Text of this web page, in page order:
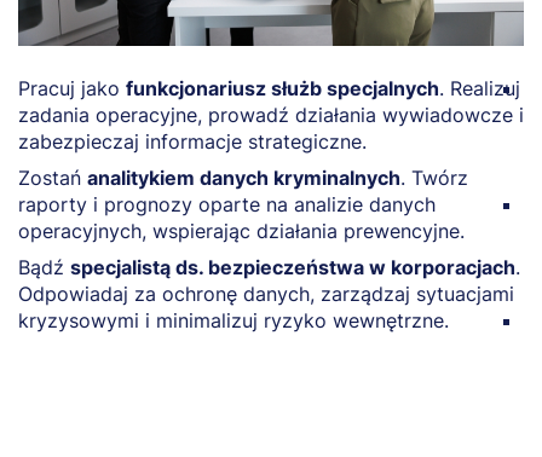
Pracuj jako funkcjonariusz służb specjalnych. Realizuj
zadania operacyjne, prowadź działania wywiadowcze i
zabezpieczaj informacje strategiczne.
Zostań analitykiem danych kryminalnych. Twórz
raporty i prognozy oparte na analizie danych
operacyjnych, wspierając działania prewencyjne.
Bądź specjalistą ds. bezpieczeństwa w korporacjach.
Odpowiadaj za ochronę danych, zarządzaj sytuacjami
kryzysowymi i minimalizuj ryzyko wewnętrzne.